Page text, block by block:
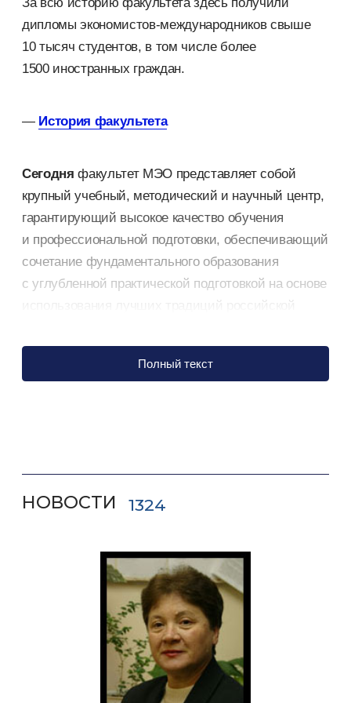
дипломы экономистов-международников свыше
10 тысяч студентов, в том числе более
1500 иностранных граждан.
— История факультета
Сегодня факультет МЭО представляет собой
крупный учебный, методический и научный центр,
гарантирующий высокое качество обучения
и профессиональной подготовки, обеспечивающий
сочетание фундаментального образования
с углубленной практической подготовкой на основе
последних научных разработок, современных
методик преподавания и новейшей технической
неизменно высоким спросом в самых разных
сферах современной экономической
деятельности. Они востребованы
в международных организациях,
в Государственной Думе и Администрации
Президента России, Министерстве иностранных
дел и других правительственных учреждениях.
Полный текст
НОВОСТИ 1324